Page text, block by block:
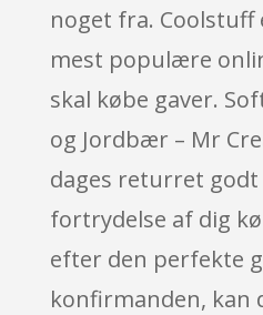
noget fra. Coolstuff
mest populære
skal købe gaver.
og Jordbær – Mr
dages returret
fortrydelse af dig
efter den perfekte
konfirmanden, kan